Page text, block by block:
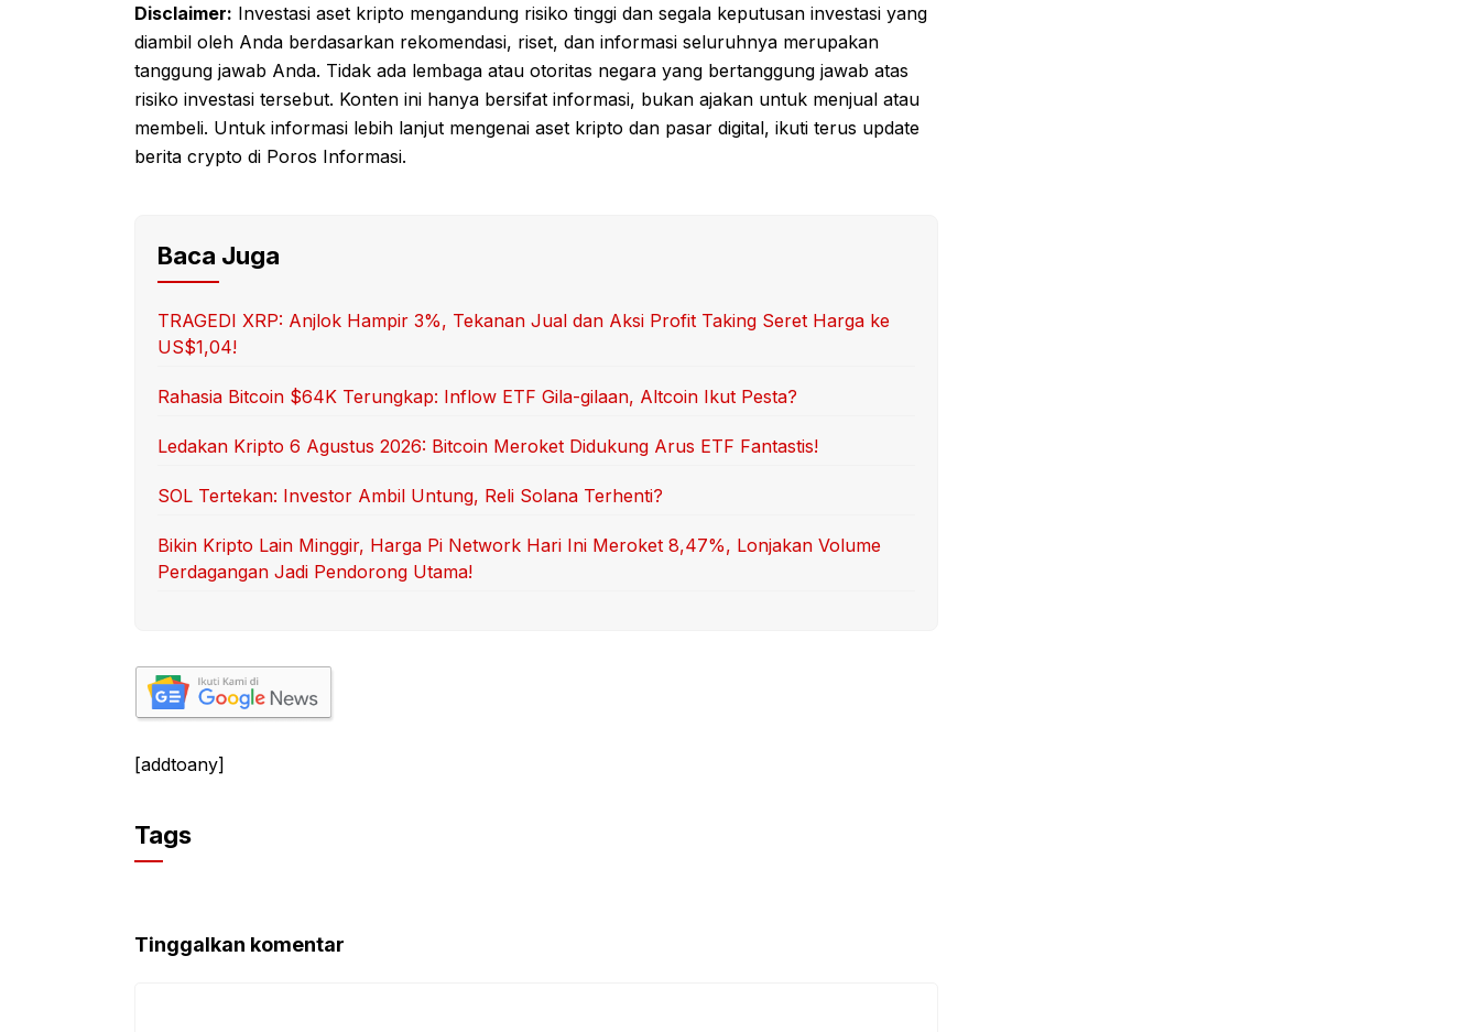
Disclaimer: Investasi aset kripto mengandung risiko tinggi dan segala keputusan investasi yang
diambil oleh Anda berdasarkan rekomendasi, riset, dan informasi seluruhnya merupakan
tanggung jawab Anda. Tidak ada lembaga atau otoritas negara yang bertanggung jawab atas
risiko investasi tersebut. Konten ini hanya bersifat informasi, bukan ajakan untuk menjual atau
membeli. Untuk informasi lebih lanjut mengenai aset kripto dan pasar digital, ikuti terus update
berita crypto di Poros Informasi.
Baca Juga
TRAGEDI XRP: Anjlok Hampir 3%, Tekanan Jual dan Aksi Profit Taking Seret Harga ke
US$1,04!
Rahasia Bitcoin $64K Terungkap: Inflow ETF Gila-gilaan, Altcoin Ikut Pesta?
Ledakan Kripto 6 Agustus 2026: Bitcoin Meroket Didukung Arus ETF Fantastis!
SOL Tertekan: Investor Ambil Untung, Reli Solana Terhenti?
Bikin Kripto Lain Minggir, Harga Pi Network Hari Ini Meroket 8,47%, Lonjakan Volume
Perdagangan Jadi Pendorong Utama!
[addtoany]
Tags
Tinggalkan komentar